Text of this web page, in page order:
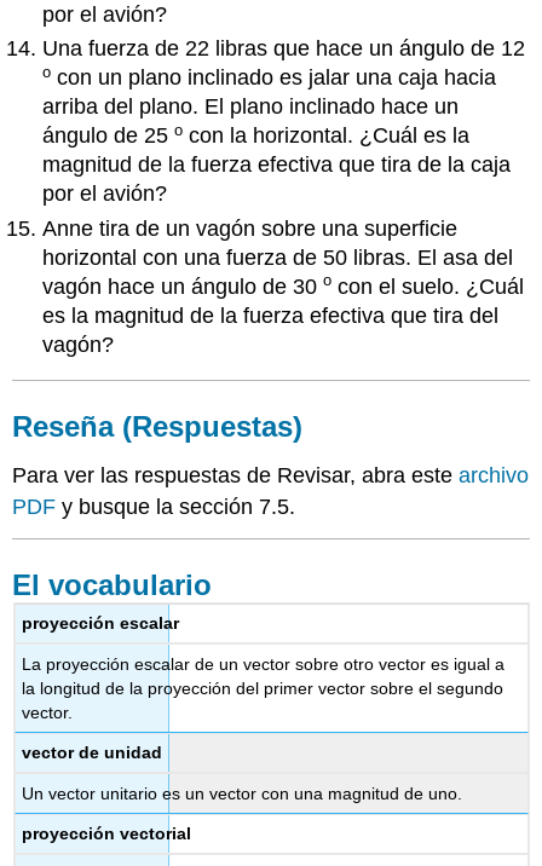
por el avión?
Una fuerza de 22 libras que hace un ángulo de 12
o con un plano inclinado es jalar una caja hacia
arriba del plano. El plano inclinado hace un
ángulo de 25o con la horizontal. ¿Cuál es la
magnitud de la fuerza efectiva que tira de la caja
por el avión?
Anne tira de un vagón sobre una superficie
horizontal con una fuerza de 50 libras. El asa del
vagón hace un ángulo de 30o con el suelo. ¿Cuál
es la magnitud de la fuerza efectiva que tira del
vagón?
Reseña (Respuestas)
Para ver las respuestas de Revisar, abra estearchivo
PDF y busque la sección 7.5.
El vocabulario
proyección escalar
La proyección escalar de un vector sobre otro vector es igual a
la longitud de la proyección del primer vector sobre el segundo
vector.
vector de unidad
Un vector unitario es un vector con una magnitud de uno.
proyección vectorial